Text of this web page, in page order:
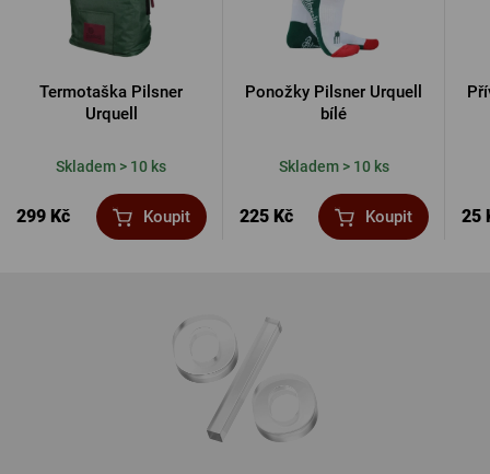
Termotaška Pilsner
Urquell
Skladem > 10 ks
299 Kč Koupit
Ponožky Pilsner Urquell
bílé
Skladem > 10 ks
225 Kč Koupit 25